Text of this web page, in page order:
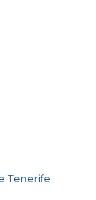
Tenerife